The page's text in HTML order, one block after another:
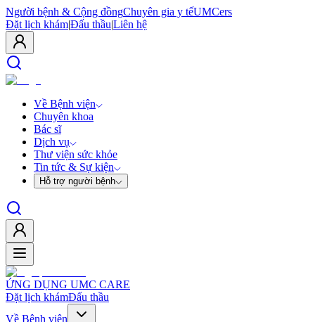
Người bệnh & Cộng đồngChuyên gia y tếUMCers
Đặt lịch khám|Đấu thầu|Liên hệ
Về Bệnh viện
Chuyên khoa
Bác sĩ
Dịch vụ
Thư viện sức khỏe
Tin tức & Sự kiện
Hỗ trợ người bệnh
ỨNG DỤNG UMC CARE
Đặt lịch khámĐấu thầu
Về Bệnh viện